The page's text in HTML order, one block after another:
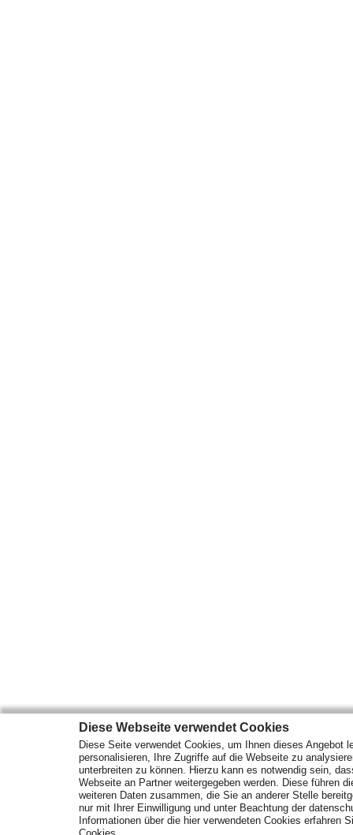
Diese Webseite verwendet Cookies
Diese Seite verwendet Cookies, um Ihnen dieses Angebot
personalisieren, Ihre Zugriffe auf die Webseite zu
unterbreiten zu können. Hierzu kann es notwendig sein,
Webseite an Partner weitergegeben werden. Diese führen
weiteren Daten zusammen, die Sie an anderer Stelle
nur mit Ihrer Einwilligung und unter Beachtung der
Informationen über die hier verwendeten Cookies erfahren